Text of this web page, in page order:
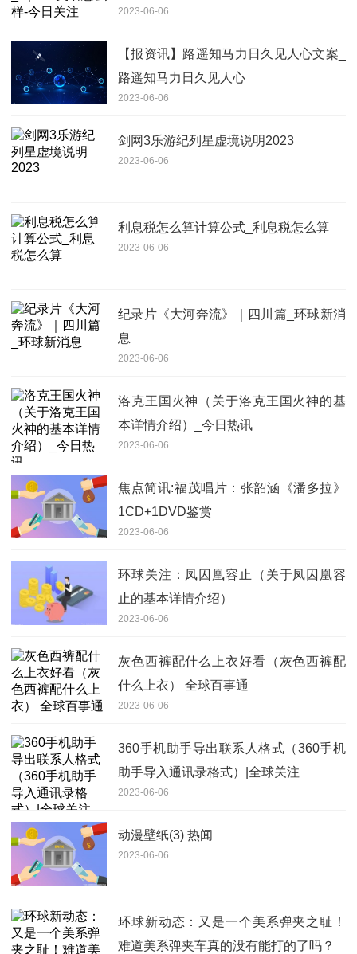
2023-06-06
【报资讯】路遥知马力日久见人心文案_
路遥知马力日久见人心
2023-06-06
剑网3乐游纪列星虚境说明2023
2023-06-06
利息税怎么算计算公式_利息税怎么算
2023-06-06
纪录片《大河奔流》｜四川篇_环球新消
息
2023-06-06
洛克王国火神（关于洛克王国火神的基
本详情介绍）_今日热讯
2023-06-06
焦点简讯:福茂唱片：张韶涵《潘多拉》
1CD+1DVD鉴赏
2023-06-06
环球关注：凤囚凰容止（关于凤囚凰容
止的基本详情介绍）
2023-06-06
灰色西裤配什么上衣好看（灰色西裤配
什么上衣） 全球百事通
2023-06-06
360手机助手导出联系人格式（360手机
助手导入通讯录格式）|全球关注
2023-06-06
动漫壁纸(3) 热闻
2023-06-06
环球新动态：又是一个美系弹夹之耻！
难道美系弹夹车真的没有能打的了吗？